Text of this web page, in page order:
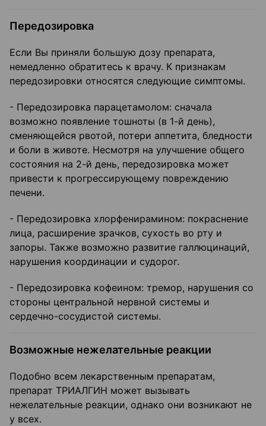
Передозировка
Если Вы приняли большую дозу препарата,
немедленно обратитесь к врачу. К признакам
передозировки относятся следующие симптомы.
- Передозировка парацетамолом: сначала
возможно появление тошноты (в 1-й день),
сменяющейся рвотой, потери аппетита, бледности
и боли в животе. Несмотря на улучшение общего
состояния на 2-й день, передозировка может
привести к прогрессирующему повреждению
печени.
- Передозировка хлорфенирамином: покраснение
лица, расширение зрачков, сухость во рту и
запоры. Также возможно развитие галлюцинаций,
нарушения координации и судорог.
- Передозировка кофеином: тремор, нарушения со
стороны центральной нервной системы и
сердечно-сосудистой системы.
Возможные нежелательные реакции
Подобно всем лекарственным препаратам,
препарат ТРИАЛГИН может вызывать
нежелательные реакции, однако они возникают не
у всех.